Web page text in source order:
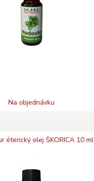
Na objednávku
éterický olej ŠKORICA 10 ml